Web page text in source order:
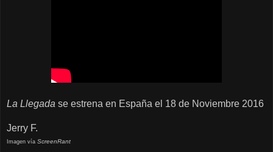
La Llegada se estrena en España el 18 de Noviembre 2016
Jerry F.
Imagen vía ScreenRant